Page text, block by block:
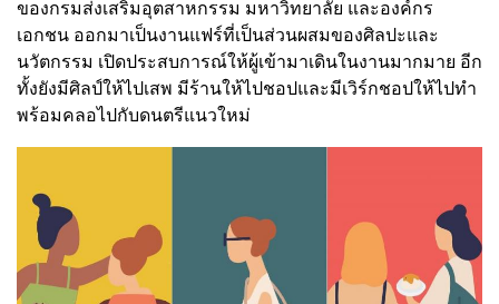
ของกรมส่งเสริมอุตสาหกรรม มหาวิทยาลัย และองค์กร
เอกชน ออกมาเป็นงานแฟร์ที่เป็นส่วนผสมของศิลปะและ
นวัตกรรม เปิดประสบการณ์ให้ผู้เข้ามาเดินในงานมากมาย อีก
ทั้งยังมีศิลป์ให้ไปเสพ มีร้านให้ไปชอปและมีเวิร์กชอปให้ไปทำ
พร้อมคลอไปกับดนตรีแนวใหม่